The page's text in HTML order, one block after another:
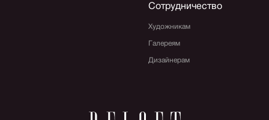
Сотрудничество
Художникам
Галереям
Дизайнерам